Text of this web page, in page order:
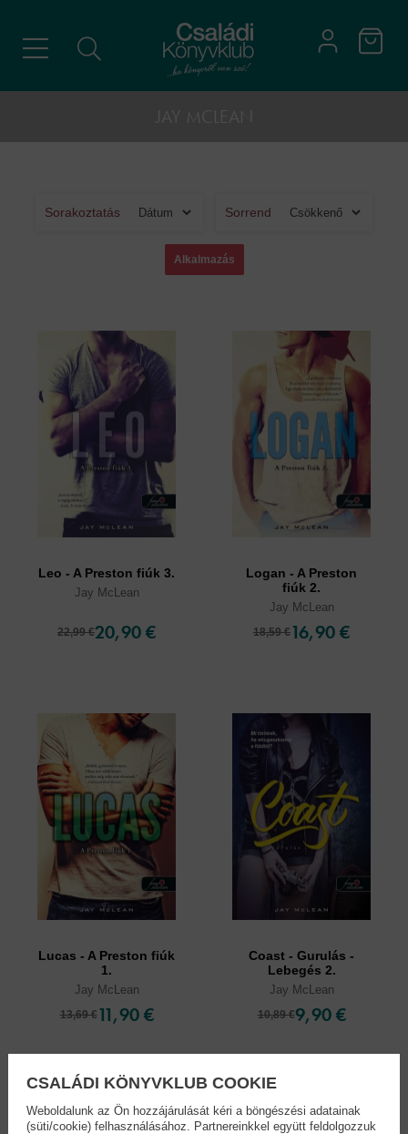
Sorakoztatás Sorrend
Leo - A Preston fiúk 3.
Jay McLean
22,99 €20,90 €
Logan - A Preston
fiúk 2.
Jay McLean
18,59 €16,90 €
Lucas - A Preston fiúk
1.
Jay McLean
13,69 € 11,90 €
Coast - Gurulás -
Lebegés 2.
Jay McLean
10,89 €9,90 €
CSALÁDI KÖNYVKLUB COOKIE
Weboldalunk az Ön hozzájárulását kéri a böngészési adatainak
(süti/cookie) felhasználásához. Partnereinkkel együtt feldolgozzuk